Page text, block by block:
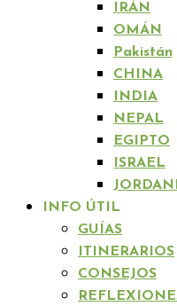
IRÁN
OMÁN
Pakistán
CHINA
INDIA
NEPAL
EGIPTO
ISRAEL
INFO ÚTIL
GUÍAS
ITINERARIOS
CONSEJOS